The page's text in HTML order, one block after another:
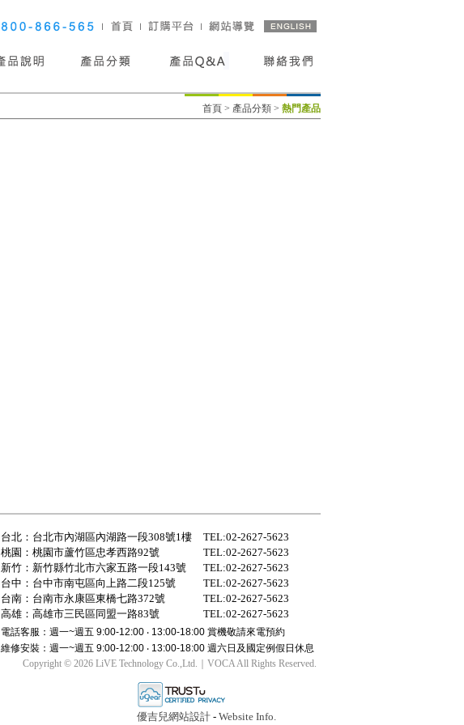
首頁> 產品分類> 熱門產品
台北：台北市內湖區內湖路一段308號1樓
TEL:02-2627-5623
桃園：桃園市蘆竹區忠孝西路92號
TEL:02-2627-5623
新竹：新竹縣竹北市六家五路一段143號
TEL:02-2627-5623
台中：台中市南屯區向上路二段125號
TEL:02-2627-5623
台南：台南市永康區東橋七路372號
TEL:02-2627-5623
高雄：高雄市三民區同盟一路83號
TEL:02-2627-5623
電話客服：週一~週五 9:00-12:00 ‧ 13:00-18:00 賞機敬請來電預約
維修安裝：週一~週五 9:00-12:00 ‧ 13:00-18:00 週六日及國定例假日休息
Copyright © 2026 LiVE Technology Co.,Ltd.｜VOCA All Rights Reserved.
優吉兒網站設計- Website Info.